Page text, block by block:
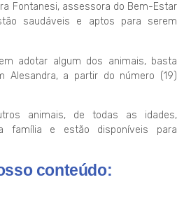
Fontanesi, assessora do Bem-Estar
saudáveis e aptos para serem
adotar algum dos animais, basta
Alesandra, a partir do número (19)
animais, de todas as idades,
família e estão disponíveis para
conteúdo: